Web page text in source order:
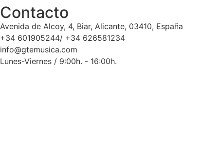
Contacto
Avenida de Alcoy, 4, Biar, Alicante, 03410, España
+34 601905244/ +34 626581234
info@gtemusica.com
Lunes-Viernes / 9:00h. - 16:00h.